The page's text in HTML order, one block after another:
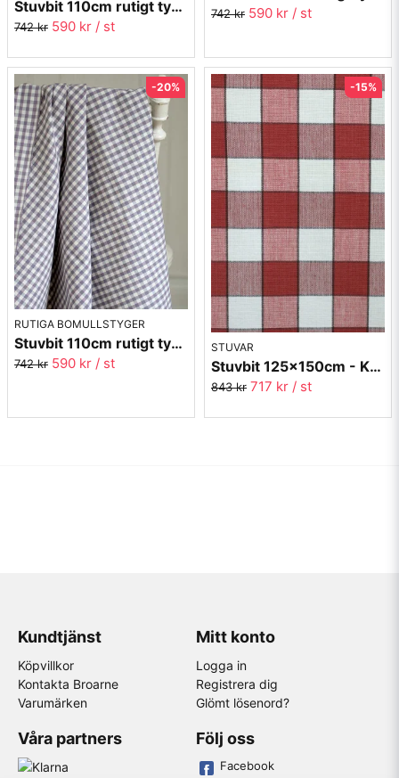
Stuvbit 110cm rutigt tyg - rosa Margaretaruta
742 kr 590 kr / st
742 kr 590 kr / st
RUTIGA BOMULLSTYGER
Stuvbit 110cm rutigt tyg - lila Margaretaruta
742 kr 590 kr / st
-20%
STUVAR
Stuvbit 125x150cm - Kavaljersruta 1020-13 röd
843 kr 717 kr / st
-15%
Kundtjänst
Köpvillkor
Kontakta Broarne
Varumärken
Mitt konto
Logga in
Registrera dig
Glömt lösenord?
Våra partners Följ oss
Facebook